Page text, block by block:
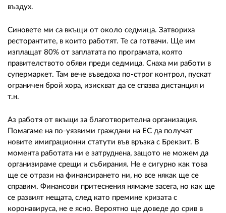
въздух.
Синовете ми са вкъщи от около седмица. Затвориха
ресторантите, в които работят. Те са готвачи. Ще им
изплащат 80% от заплатата по програмата, която
правителството обяви преди седмица. Снаха ми работи в
супермаркет. Там вече въведоха по-строг контрол, пускат
ограничен брой хора, изискват да се спазва дистанция и
т.н.
Аз работя от вкъщи за благотворителна организация.
Помагаме на по-уязвими граждани на ЕС да получат
новите имиграционни статути във връзка с Брекзит. В
момента работата ни е затруднена, защото не можем да
организираме срещи и събирания. Не е сигурно как това
ще се отрази на финансирането ни, но все някак ще се
справим. Финансови притеснения нямаме засега, но как ще
се развият нещата, след като премине кризата с
коронавируса, не е ясно. Вероятно ще доведе до срив в